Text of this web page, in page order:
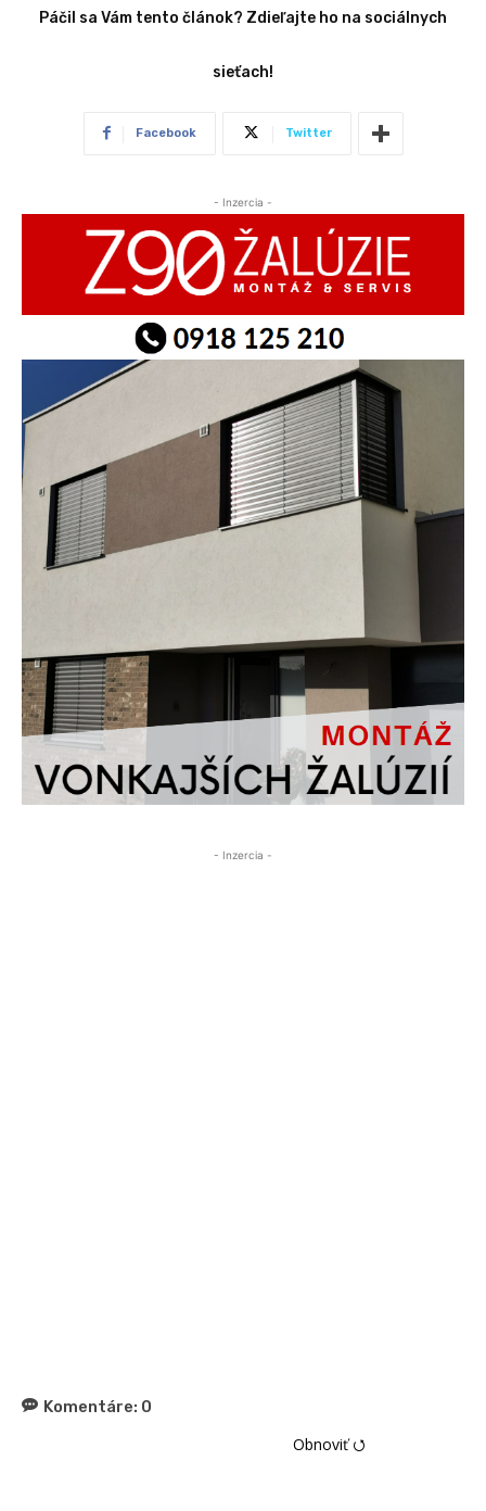
Páčil sa Vám tento článok? Zdieľajte ho na sociálnych
sieťach!
Facebook Twitter
- Inzercia -
- Inzercia -
Komentáre: 0
Obnoviť ⭯